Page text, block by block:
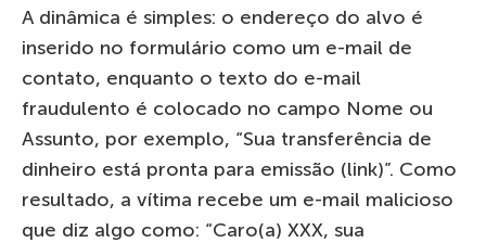
A dinâmica é simples: o endereço do alvo é
inserido no formulário como um e-mail de
contato, enquanto o texto do e-mail
fraudulento é colocado no campo Nome ou
Assunto, por exemplo, “Sua transferência de
dinheiro está pronta para emissão (link)”. Como
resultado, a vítima recebe um e-mail malicioso
que diz algo como: “Caro(a) XXX, sua